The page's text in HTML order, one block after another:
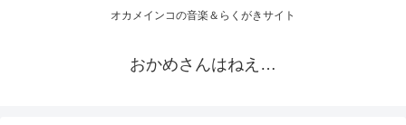
オカメインコの音楽＆らくがきサイト
おかめさんはねえ…